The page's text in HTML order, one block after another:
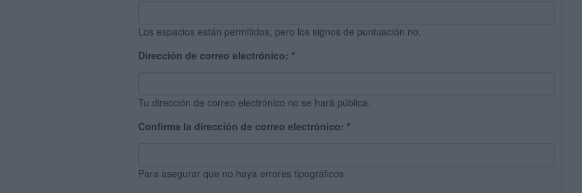
Los espacios están permitidos, pero los signos de puntuación no.
Dirección de correo electrónico: *
Tu dirección de correo electrónico no se hará pública.
Confirma la dirección de correo electrónico: *
Para asegurar que no haya errores tipográficos